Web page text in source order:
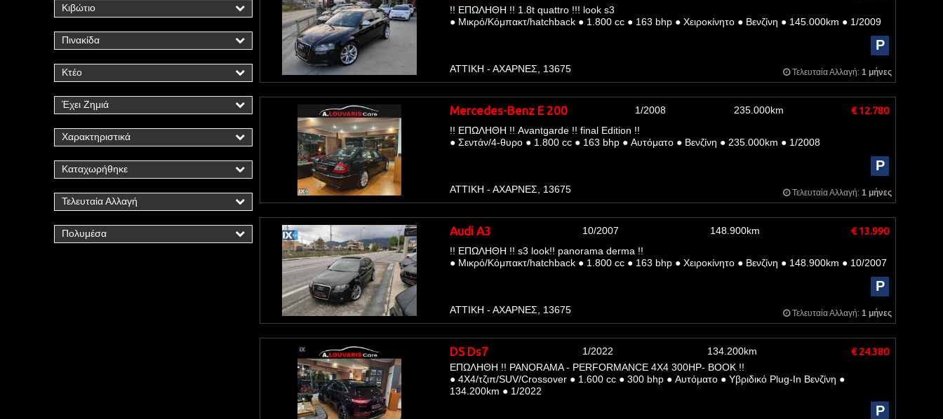
Κιβώτιο
Πινακίδα
Κτέο
Έχει Ζημιά
Χαρακτηριστικά
Καταχωρήθηκε
Τελευταία Αλλαγή
Πολυμέσα
!! ΕΠΩΛΗΘΗ !! 1.8t quattro !!! look s3
●Μικρό/Κόμπακτ/hatchback ●1.800 cc ●163 bhp ●Χειροκίνητο ●Βενζίνη ●145.000km ●1/2009
P
ΑΤΤΙΚΗ - ΑΧΑΡΝΕΣ, 13675 Τελευταία Αλλαγή: 1 μήνες
Mercedes-Benz E 200 1/2008 235.000km € 12.780
!! ΕΠΩΛΗΘΗ !! Avantgarde !! final Edition !!
●Σεντάν/4-θυρο ●1.800 cc ●163 bhp ●Αυτόματο ●Βενζίνη ●235.000km ●1/2008
P
ΑΤΤΙΚΗ - ΑΧΑΡΝΕΣ, 13675 Τελευταία Αλλαγή: 1 μήνες
Audi A3 10/2007 148.900km € 13.990
!! ΕΠΩΛΗΘΗ !! s3 look!! panorama derma !!
●Μικρό/Κόμπακτ/hatchback ●1.800 cc ●163 bhp ●Χειροκίνητο ●Βενζίνη ●148.900km ●10/2007
P
ΑΤΤΙΚΗ - ΑΧΑΡΝΕΣ, 13675 Τελευταία Αλλαγή: 1 μήνες
DS Ds7 1/2022 134.200km € 24.380
ΕΠΩΛΗΘΗ !! PANORAMA - PERFORMANCE 4X4 300HP- BOOK !!
●4Χ4/τζιπ/SUV/Crossover ●1.600 cc ●300 bhp ●Αυτόματο ●Υβριδικό Plug-In Βενζίνη ●
134.200km ●1/2022
P